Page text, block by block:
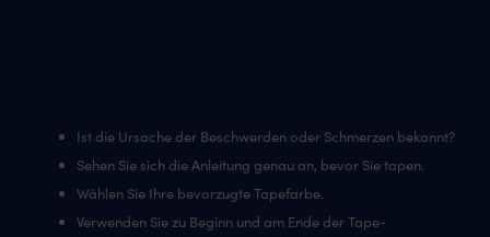
Ist die Ursache der Beschwerden oder Schmerzen bekannt?
Sehen Sie sich die Anleitung genau an, bevor Sie tapen.
Wählen Sie Ihre bevorzugte Tapefarbe.
Verwenden Sie zu Beginn und am Ende der Tape-